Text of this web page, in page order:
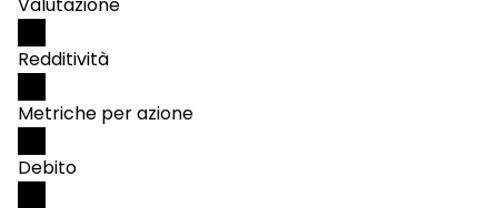
Redditività
Metriche per azione
Debito